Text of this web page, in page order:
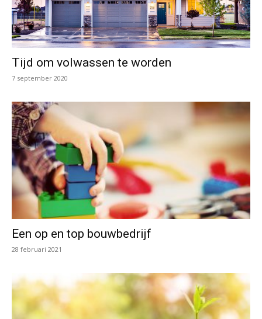
Tijd om volwassen te worden
7 september 2020
Een op en top bouwbedrijf
28 februari 2021